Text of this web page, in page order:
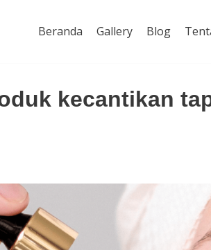
Beranda Gallery Blog
kecantikan